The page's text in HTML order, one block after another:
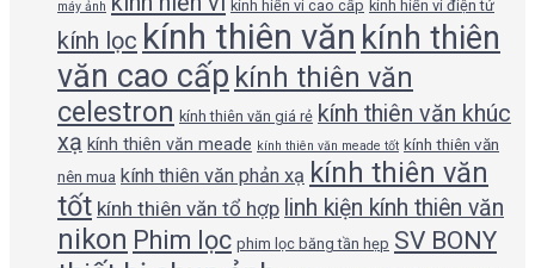
máy ảnh
kính hiển vi cao cấp kính hiển vi điện tử
kính lọc kính thiên văn kính thiên
văn cao cấp kính thiên văn
celestron kính thiên văn giá rẻ kính thiên văn khúc
xạ kính thiên văn meade kính thiên văn meade tốt kính thiên văn
nên mua kính thiên văn phản xạ kính thiên văn
tốt kính thiên văn tổ hợp linh kiện kính thiên văn
nikon Phim lọc phim lọc băng tần hẹp SV BONY